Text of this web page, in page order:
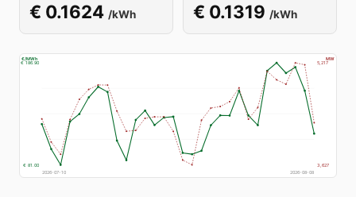
€ 0.1624 /kWh € 0.1319 /kWh
€ 186.90
€ 81.00
€/MWh
5,217
3,627
MW
2026-07-10 2026-08-08